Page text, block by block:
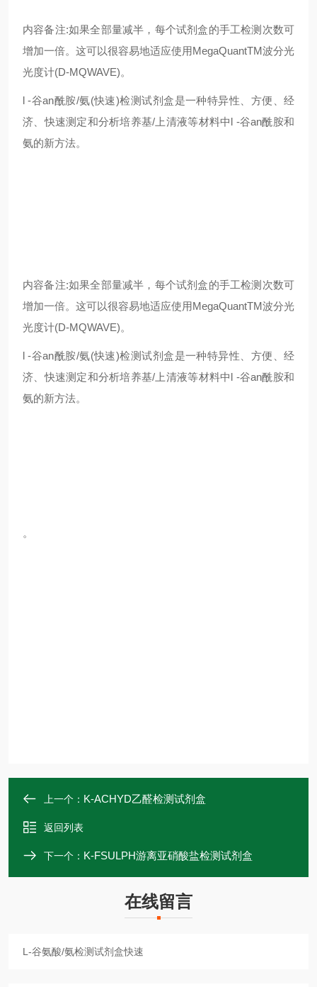
内容备注:如果全部量减半，每个试剂盒的手工检测次数可
增加一倍。这可以很容易地适应使用MegaQuantTM波分光
光度计(D-MQWAVE)。
l -谷an酰胺/氨(快速)检测试剂盒是一种特异性、方便、经
济、快速测定和分析培养基/上清液等材料中l -谷an酰胺和
氨的新方法。
内容备注:如果全部量减半，每个试剂盒的手工检测次数可
增加一倍。这可以很容易地适应使用MegaQuantTM波分光
光度计(D-MQWAVE)。
l -谷an酰胺/氨(快速)检测试剂盒是一种特异性、方便、经
济、快速测定和分析培养基/上清液等材料中l -谷an酰胺和
氨的新方法。
。
上一个： K-ACHYD乙醛检测试剂盒
返回列表
下一个： K-FSULPH游离亚硝酸盐检测试剂盒
在线留言